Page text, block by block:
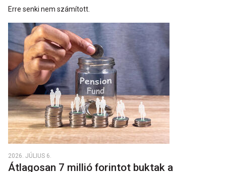
Erre senki nem számított.
2026. JÚLIUS 6.
Átlagosan 7 millió forintot buktak a